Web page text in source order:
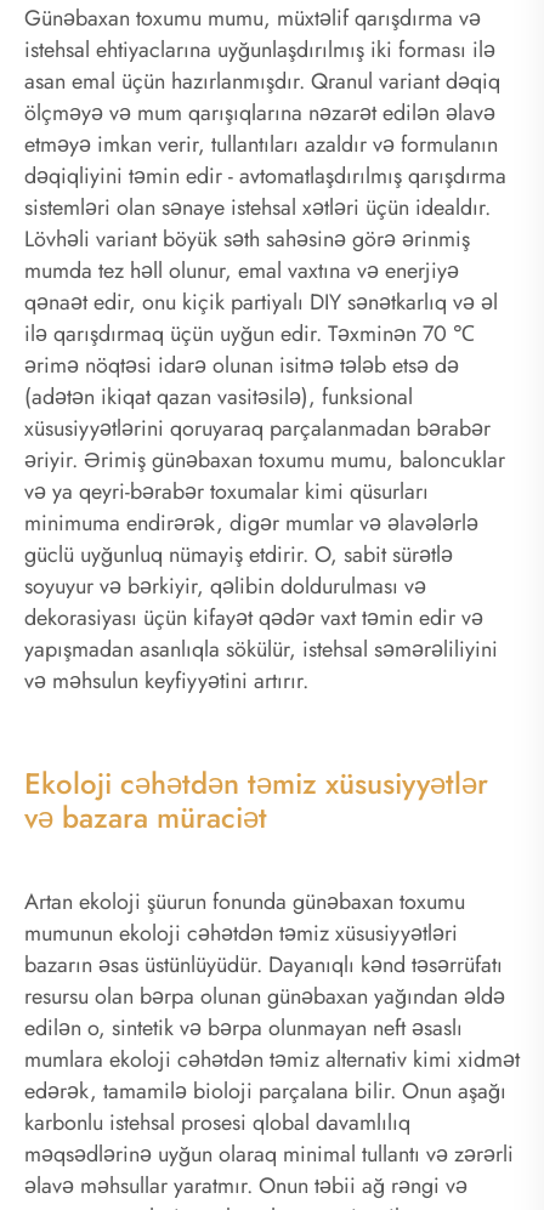
Günəbaxan toxumu mumu, müxtəlif qarışdırma və
istehsal ehtiyaclarına uyğunlaşdırılmış iki forması ilə
asan emal üçün hazırlanmışdır. Qranul variant dəqiq
ölçməyə və mum qarışıqlarına nəzarət edilən əlavə
etməyə imkan verir, tullantıları azaldır və formulanın
dəqiqliyini təmin edir - avtomatlaşdırılmış qarışdırma
sistemləri olan sənaye istehsal xətləri üçün idealdır.
Lövhəli variant böyük səth sahəsinə görə ərinmiş
mumda tez həll olunur, emal vaxtına və enerjiyə
qənaət edir, onu kiçik partiyalı DIY sənətkarlıq və əl
ilə qarışdırmaq üçün uyğun edir. Təxminən 70 ℃
ərimə nöqtəsi idarə olunan isitmə tələb etsə də
(adətən ikiqat qazan vasitəsilə), funksional
xüsusiyyətlərini qoruyaraq parçalanmadan bərabər
əriyir. Ərimiş günəbaxan toxumu mumu, baloncuklar
və ya qeyri-bərabər toxumalar kimi qüsurları
minimuma endirərək, digər mumlar və əlavələrlə
güclü uyğunluq nümayiş etdirir. O, sabit sürətlə
soyuyur və bərkiyir, qəlibin doldurulması və
dekorasiyası üçün kifayət qədər vaxt təmin edir və
yapışmadan asanlıqla sökülür, istehsal səmərəliliyini
və məhsulun keyfiyyətini artırır.
Ekoloji cəhətdən təmiz xüsusiyyətlər
və bazara müraciət
Artan ekoloji şüurun fonunda günəbaxan toxumu
mumunun ekoloji cəhətdən təmiz xüsusiyyətləri
bazarın əsas üstünlüyüdür. Dayanıqlı kənd təsərrüfatı
resursu olan bərpa olunan günəbaxan yağından əldə
edilən o, sintetik və bərpa olunmayan neft əsaslı
mumlara ekoloji cəhətdən təmiz alternativ kimi xidmət
edərək, tamamilə bioloji parçalana bilir. Onun aşağı
karbonlu istehsal prosesi qlobal davamlılıq
məqsədlərinə uyğun olaraq minimal tullantı və zərərli
əlavə məhsullar yaratmır. Onun təbii ağ rəngi və